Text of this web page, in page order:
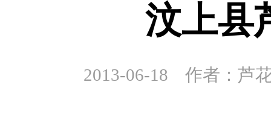
汶上县
2013-06-18 作者：芦